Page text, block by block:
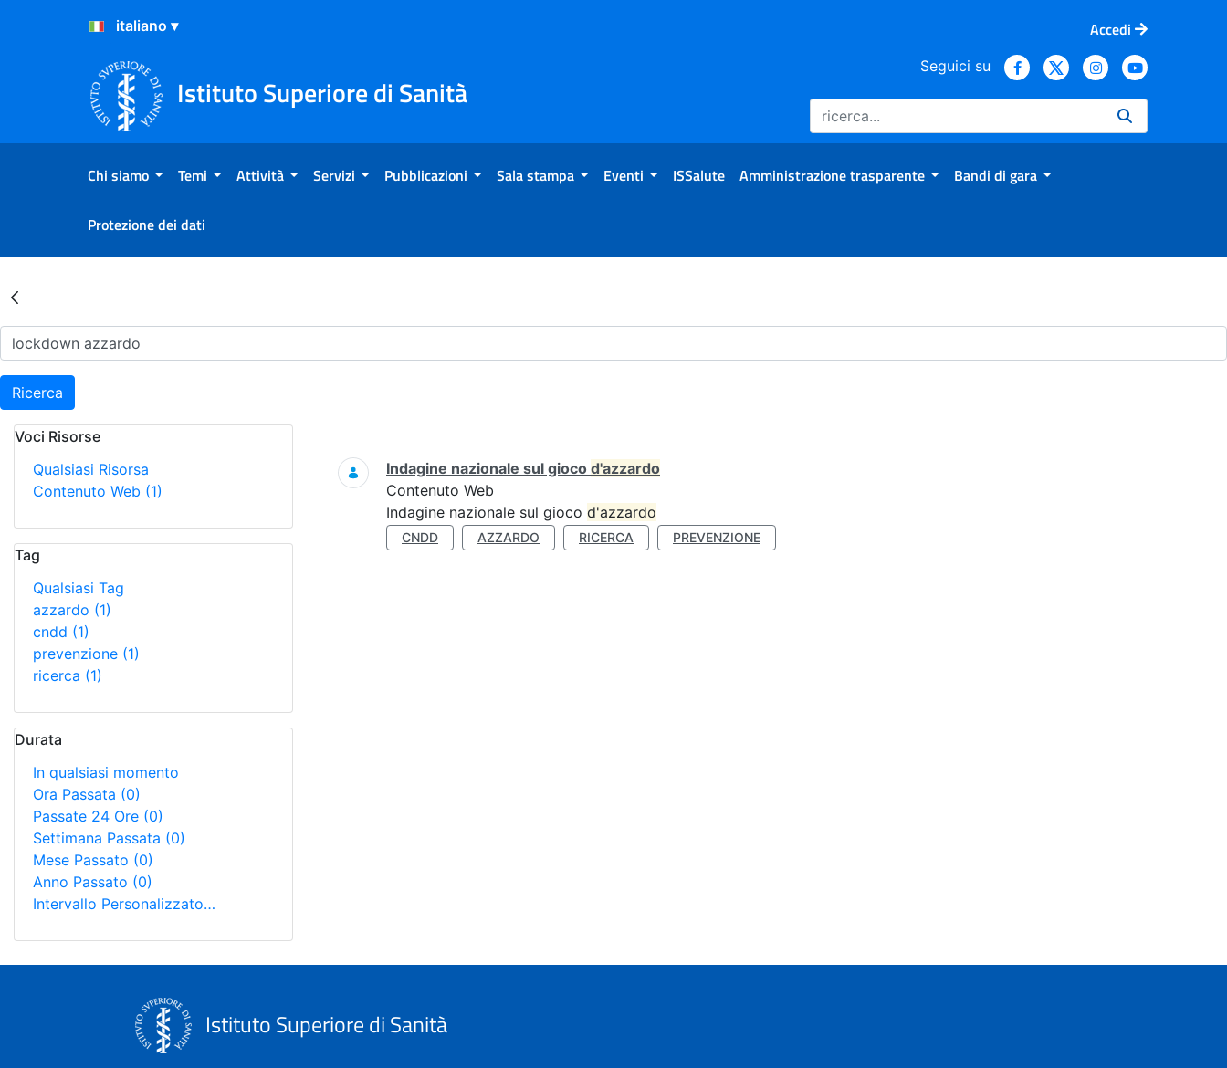
Salta al Contenuto
Salta al Footer
Accedi
Istituto Superiore di Sanità
Seguici su
Chi siamo Temi Attività Servizi Pubblicazioni Sala stampa Eventi ISSalute Amministrazione trasparente Bandi di gara
Protezione dei dati
Risultati della Ricerca - Archivio
Ricerca
Voci Risorse
Qualsiasi Risorsa
Contenuto Web (1)
Tag
Qualsiasi Tag
azzardo (1)
cndd (1)
prevenzione (1)
ricerca (1)
Durata
In qualsiasi momento
Ora Passata (0)
Passate 24 Ore (0)
Settimana Passata (0)
Mese Passato (0)
Anno Passato (0)
Intervallo Personalizzato…
Ricerca
Indagine nazionale sul gioco d'azzardo
Contenuto Web
Indagine nazionale sul gioco d'azzardo
CNDD AZZARDO RICERCA PREVENZIONE
Istituto Superiore di Sanità